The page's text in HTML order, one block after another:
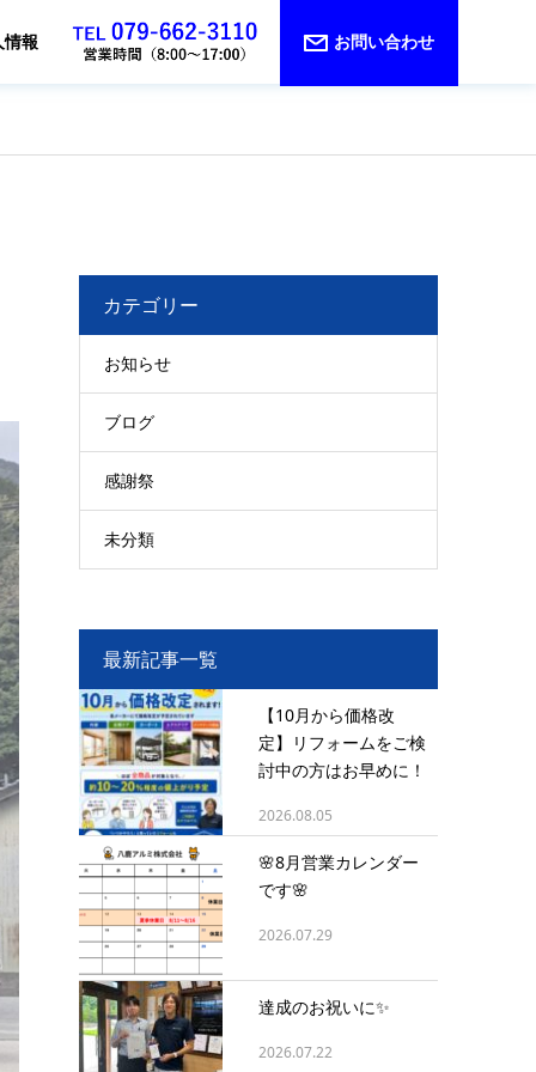
報 お問い合わせ
カテゴリー
お知らせ
ブログ
感謝祭
未分類
最新記事一覧
【10月から価格改
定】リフォームをご検
討中の方はお早めに！
2026.08.05
🌸8月営業カレンダー
です🌸
2026.07.29
達成のお祝いに✨
2026.07.22